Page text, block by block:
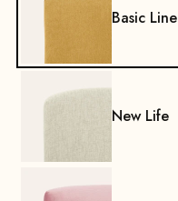
Basic Line
New Life